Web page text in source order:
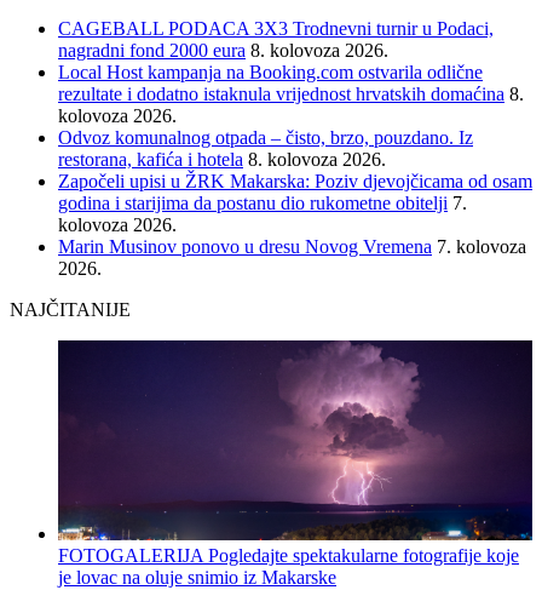
CAGEBALL PODACA 3X3 Trodnevni turnir u Podaci,
nagradni fond 2000 eura 8. kolovoza 2026.
Local Host kampanja na Booking.com ostvarila odlične
rezultate i dodatno istaknula vrijednost hrvatskih domaćina 8.
kolovoza 2026.
Odvoz komunalnog otpada – čisto, brzo, pouzdano. Iz
restorana, kafića i hotela 8. kolovoza 2026.
Započeli upisi u ŽRK Makarska: Poziv djevojčicama od osam
godina i starijima da postanu dio rukometne obitelji 7.
kolovoza 2026.
Marin Musinov ponovo u dresu Novog Vremena 7. kolovoza
2026.
NAJČITANIJE
FOTOGALERIJA Pogledajte spektakularne fotografije koje
je lovac na oluje snimio iz Makarske